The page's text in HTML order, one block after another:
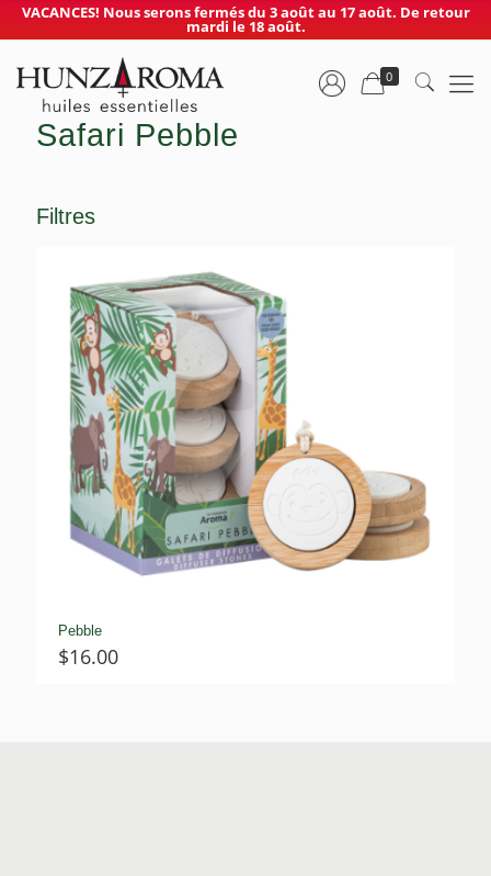
VACANCES! Nous serons fermés du 3 août au 17 août. De retour
mardi le 18 août.
0
Safari Pebble
Filtres
Pebble
$16.00